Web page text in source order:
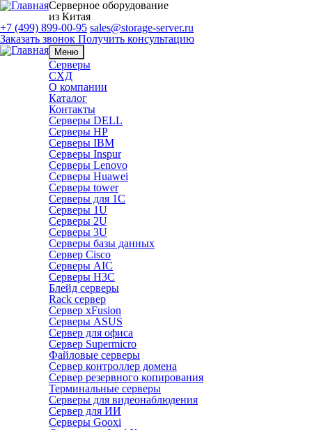
Серверное оборудование
из Китая
+7 (499) 899-00-95 sales@storage-server.ru
Заказать звонок Получить консультацию
Меню
Серверы
СХД
О компании
Каталог
Контакты
Серверы DELL
Серверы HP
Серверы IBM
Серверы Inspur
Серверы Lenovo
Серверы Huawei
Серверы tower
Серверы для 1C
Серверы 1U
Серверы 2U
Серверы 3U
Серверы базы данных
Сервер Cisco
Серверы AIC
Серверы H3C
Блейд серверы
Rack сервер
Сервер xFusion
Серверы ASUS
Сервер для офиса
Сервер Supermicro
Файловые серверы
Сервер контроллер домена
Сервер резервного копирования
Терминальные серверы
Серверы для видеонаблюдения
Сервер для ИИ
Серверы Gooxi